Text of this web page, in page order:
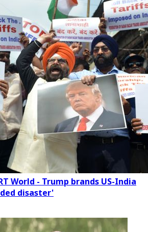
World - Trump brands US-India
disaster'